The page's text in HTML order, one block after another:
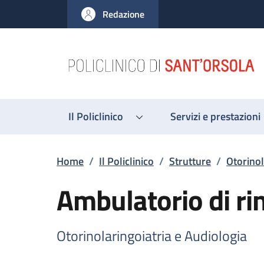
al contenuto principale
to footer content
Redazione
Il Policlinico Servizi e prestazioni
Briciole di pane
Home / Il Policlinico / Strutture /
Ambulatorio di
Otorinolaringoiatria e Audiologia